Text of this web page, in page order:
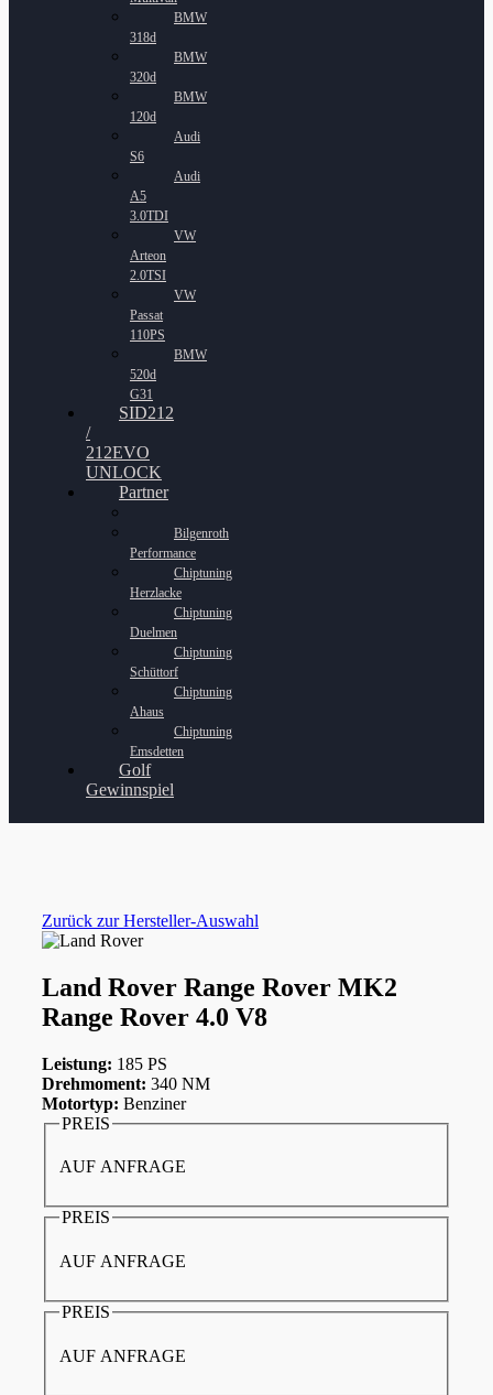
BMW
318d
BMW
320d
BMW
120d
Audi
S6
Audi
A5
3.0TDI
VW
Arteon
2.0TSI
VW
Passat
110PS
BMW
520d
G31
SID212
/
212EVO
UNLOCK
Partner
Bilgenroth
Performance
Chiptuning
Herzlacke
Chiptuning
Duelmen
Chiptuning
Schüttorf
Chiptuning
Ahaus
Chiptuning
Emsdetten
Golf
Gewinnspiel
Zurück zur Hersteller-Auswahl
Land Rover Range Rover MK2
Range Rover 4.0 V8
Leistung: 185 PS
Drehmoment: 340 NM
Motortyp: Benziner
PREIS
AUF ANFRAGE
PREIS
AUF ANFRAGE
PREIS
AUF ANFRAGE